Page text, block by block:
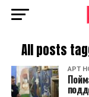
All posts
АРТ